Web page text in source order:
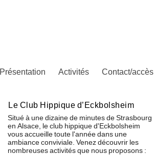
Présentation Activités Contact/accès
Le Club Hippique d’Eckbolsheim
Situé à une dizaine de minutes de Strasbourg
en Alsace, le club hippique d'Eckbolsheim
vous accueille toute l'année dans une
ambiance conviviale. Venez découvrir les
nombreuses activités que nous proposons :